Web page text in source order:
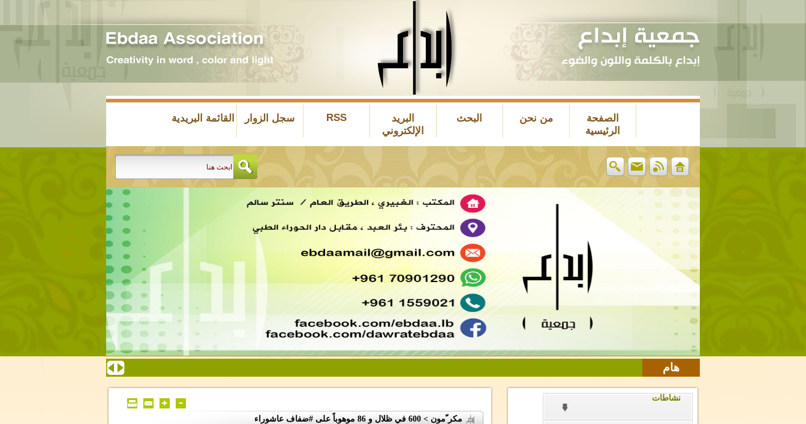
الصفحة
الرئيسية
من نحن البحث
البريد
الإلكتروني
RSS سجل الزوار القائمة البريدية
هام
نشاطات
مكر ّمون > 600 في ظلال و 86 موهوباً على #ضفاف عاشوراء